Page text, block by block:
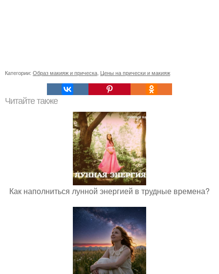
Категории: Образ макияж и прическа Цены на прически и макияж
Читайте также
Как наполниться лунной энергией в трудные времена?